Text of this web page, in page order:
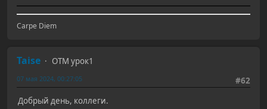
Carpe Diem
Taise
ОТМ урок1
#62
07 мая 2024, 00:27:05
Добрый день, коллеги.